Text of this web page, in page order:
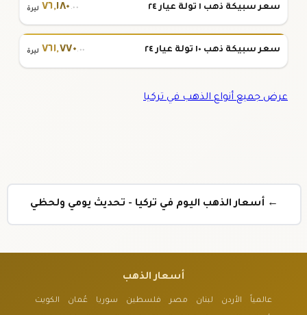
سعر سبيكة ذهب ١ تولة عيار ٢٤ ٧٦,١٨٠ .٠٠ ليرة
سعر سبيكة ذهب ١٠ تولة عيار ٢٤ ٧٦١,٧٧٠.٠٠ ليرة
عرض جميع أنواع الذهب في تركيا
← أسعار الذهب اليوم في تركيا - تحديث يومي ولحظي
أسعار الذهب
عالمياً الأردن لبنان مصر فلسطين سوريا عُمان الكويت